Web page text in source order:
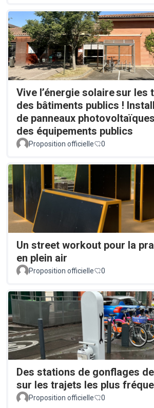
Vive l’énergie solaire sur les
des bâtiments publics !
de panneaux
des équipements publics
Proposition officielle 0
Un street workout pour la
en plein air
Proposition officielle 0
Des stations de gonflages
sur les trajets les plus
Proposition officielle 0